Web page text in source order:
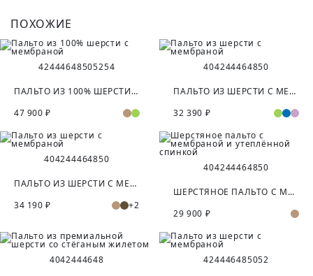
ПОХОЖИЕ
42444648505254
ПАЛЬТО ИЗ 100% ШЕРСТИ С МЕМБРАНОЙ
47 900 ₽
404244464850
ПАЛЬТО ИЗ ШЕРСТИ С МЕМБРАНОЙ
32 390 ₽
404244464850
ПАЛЬТО ИЗ ШЕРСТИ С МЕМБРАНОЙ
34 190 ₽
+2
404244464850
ШЕРСТЯНОЕ ПАЛЬТО С МЕМБРАНОЙ И УТЕПЛЁННОЙ СПИНКОЙ
29 900 ₽
4042444648 424446485052